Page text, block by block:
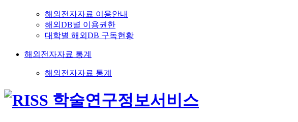
해외전자자료 이용안내
해외DB별 이용권한
대학별 해외DB 구독현황
해외전자자료 통계
해외전자자료 통계